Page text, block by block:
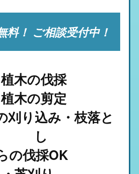
料！ ご相談受付中！
木の伐採
の伐採OK
木の剪定
刈り込み・枝落と
し